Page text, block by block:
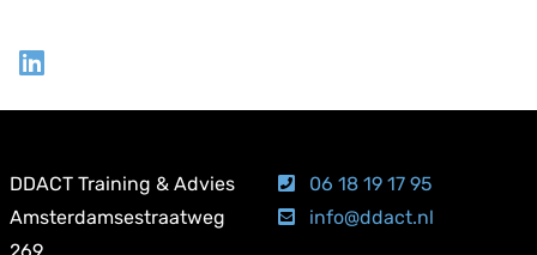
DDACT Training & Advies
Amsterdamsestraatweg
269
06 18 19 17 95
info@ddact.nl